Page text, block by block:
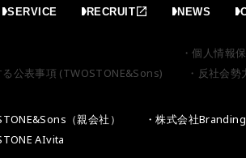
SERVICE RECRUIT NEWS
・個人情報
る公表事項 (TWOSTONE&Sons)
・反社会
（親会社）
・株式会社
AIvita